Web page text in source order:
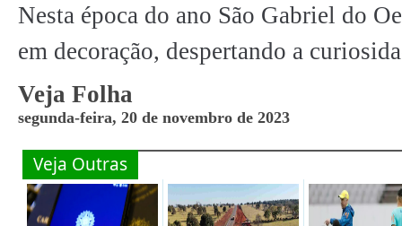
Nesta época do ano São Gabriel do
em decoração, despertando a
Veja Folha
segunda-feira, 20 de novembro de 2023
Veja Outras